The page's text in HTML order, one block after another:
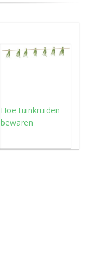
Hoe tuinkruiden
bewaren